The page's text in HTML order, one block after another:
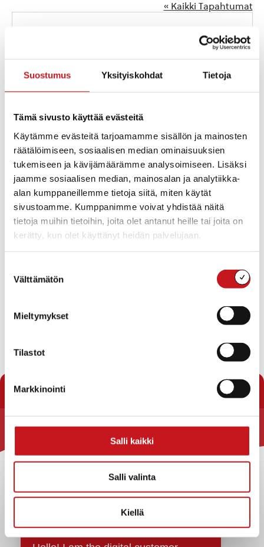
Suostumus Yksityiskohdat Tietoja
Tämä sivusto käyttää evästeitä
Käytämme evästeitä tarjoamamme sisällön ja mainosten
räätälöimiseen, sosiaalisen median ominaisuuksien
tukemiseen ja kävijämäärämme analysoimiseen. Lisäksi
jaamme sosiaalisen median, mainosalan ja analytiikka-
alan kumppaneillemme tietoja siitä, miten käytät
sivustoamme. Kumppanimme voivat yhdistää näitä
tietoja muihin tietoihin, joita olet antanut heille tai joita on
kerätty, kun olet käyttänyt heidän palvelujaan.
valinta
Välttämätön
Mieltymykset
Tilastot
Markkinointi
Salli kaikki
Salli valinta
Kiellä
« Kaikki Tapahtumat
Ajo-ohjeet
Tapahtumat tässä tapahtumapaikka
Notice Ei tuloksia.
Tuleva
päivä.
Seuraavat
Yhteystiedot
Strategiat, ohjelmat, ohjeet, suunnitelmat, säännöt ja
Asiakirjajulkisuuskuvaus
Evästeet